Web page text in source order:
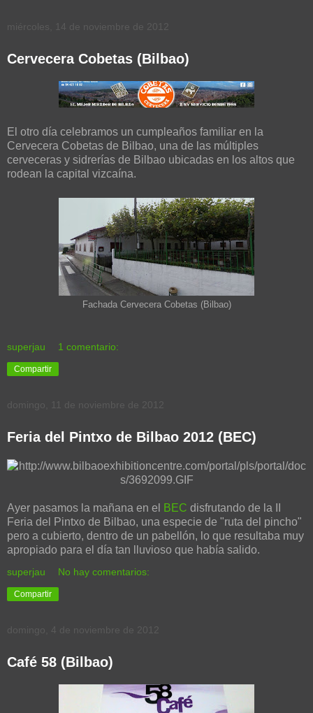
miércoles, 14 de noviembre de 2012
Cervecera Cobetas (Bilbao)
El otro día celebramos un cumpleaños familiar en la
Cervecera Cobetas de Bilbao, una de las múltiples
cerveceras y sidrerías de Bilbao ubicadas en los altos que
rodean la capital vizcaína.
Fachada Cervecera Cobetas (Bilbao)
superjau 1 comentario:
Compartir
domingo, 11 de noviembre de 2012
Feria del Pintxo de Bilbao 2012 (BEC)
Ayer pasamos la mañana en el BEC disfrutando de la II
Feria del Pintxo de Bilbao, una especie de "ruta del pincho"
pero a cubierto, dentro de un pabellón, lo que resultaba muy
apropiado para el día tan lluvioso que había salido.
superjau No hay comentarios:
Compartir
domingo, 4 de noviembre de 2012
Café 58 (Bilbao)